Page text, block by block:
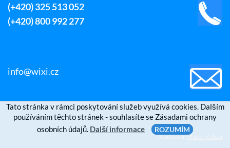
(+420) 325 513 052
(+420) 800 992 277
info@wixi.cz
RealizovalMarek Kebza
Tato stránka v rámci poskytování služeb využívá cookies. Dalším
používáním těchto stránek - souhlasíte se Zásadami ochrany
osobních údajů. Další informace ROZUMÍM